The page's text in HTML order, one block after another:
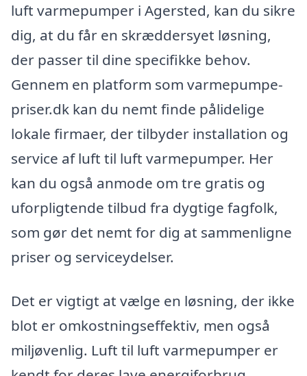
luft varmepumper i Agersted, kan du sikre
dig, at du får en skræddersyet løsning,
der passer til dine specifikke behov.
Gennem en platform som varmepumpe-
priser.dk kan du nemt finde pålidelige
lokale firmaer, der tilbyder installation og
service af luft til luft varmepumper. Her
kan du også anmode om tre gratis og
uforpligtende tilbud fra dygtige fagfolk,
som gør det nemt for dig at sammenligne
priser og serviceydelser.
Det er vigtigt at vælge en løsning, der ikke
blot er omkostningseffektiv, men også
miljøvenlig. Luft til luft varmepumper er